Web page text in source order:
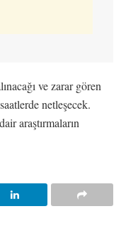
ve zarar gören
netleşecek.
araştırmaların